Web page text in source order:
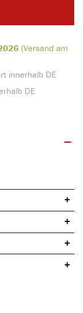
innerhalb DE
DE
(Versand am